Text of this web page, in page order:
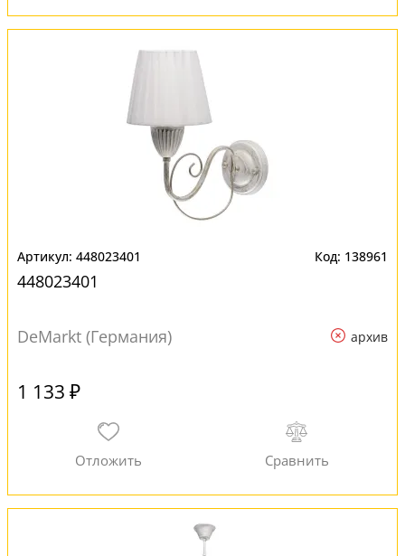
448023401 138961
448023401
DeMarkt (Германия) архив
1 133 ₽